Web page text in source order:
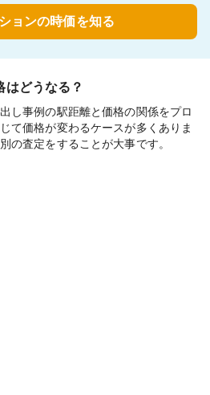
ョンの時価を知る
はどうなる？
し事例の駅距離と価格の関係をプロ
て価格が変わるケースが多くありま
の査定をすることが大事です。